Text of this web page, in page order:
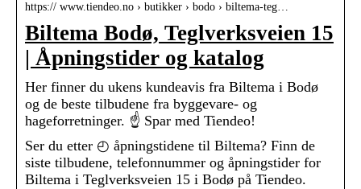
https:// www.tiendeo.no › butikker › bodo › biltema-teg…
Biltema Bodø, Teglverksveien 15
| Åpningstider og katalog
Her finner du ukens kundeavis fra Biltema i Bodø
og de beste tilbudene fra byggevare- og
hageforretninger. ☝ Spar med Tiendeo!
Ser du etter ◴ åpningstidene til Biltema? Finn de
siste tilbudene, telefonnummer og åpningstider for
Biltema i Teglverksveien 15 i Bodø på Tiendeo.